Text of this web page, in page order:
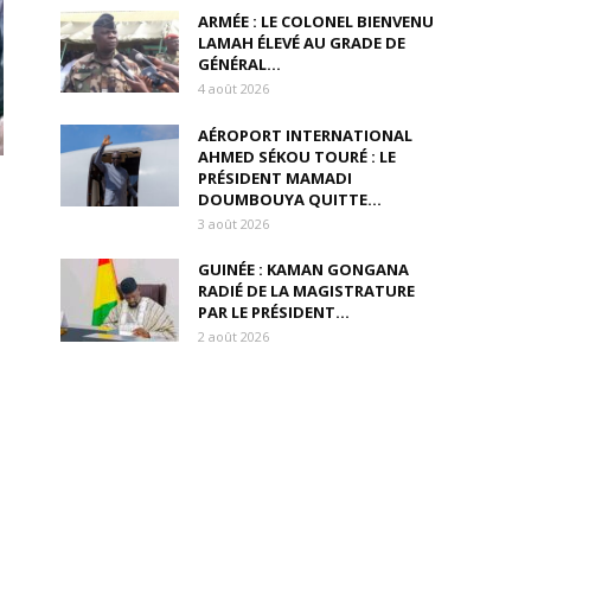
ARMÉE : LE COLONEL BIENVENU
LAMAH ÉLEVÉ AU GRADE DE
GÉNÉRAL...
4 août 2026
AÉROPORT INTERNATIONAL
AHMED SÉKOU TOURÉ : LE
PRÉSIDENT MAMADI
DOUMBOUYA QUITTE...
3 août 2026
GUINÉE : KAMAN GONGANA
RADIÉ DE LA MAGISTRATURE
PAR LE PRÉSIDENT...
2 août 2026